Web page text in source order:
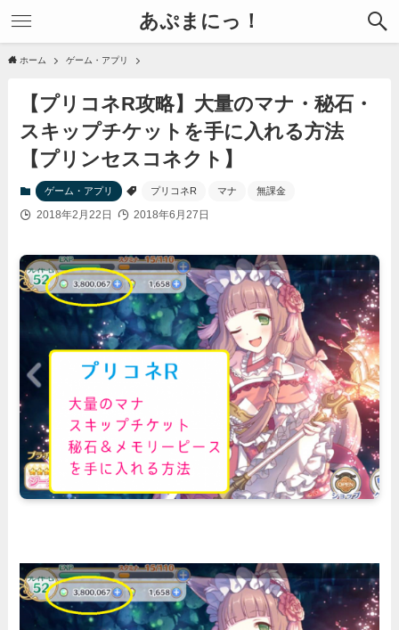
あぷまにっ！
ホーム ゲーム・アプリ
【プリコネR攻略】大量のマナ・秘石・
スキップチケットを手に入れる方法
【プリンセスコネクト】
ゲーム・アプリ プリコネR マナ 無課金
2018年2月22日 2018年6月27日